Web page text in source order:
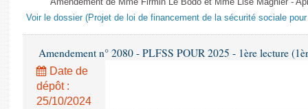
Amendement de Mme Firmin Le Bodo et Mme Lise Magnier -
Voir le dossier (Projet de loi de financement de la sécurité sociale pour
Amendement n° 2080 - PLFSS POUR 2025 - 1ère lecture
Date de
dépôt :
25/10/2024